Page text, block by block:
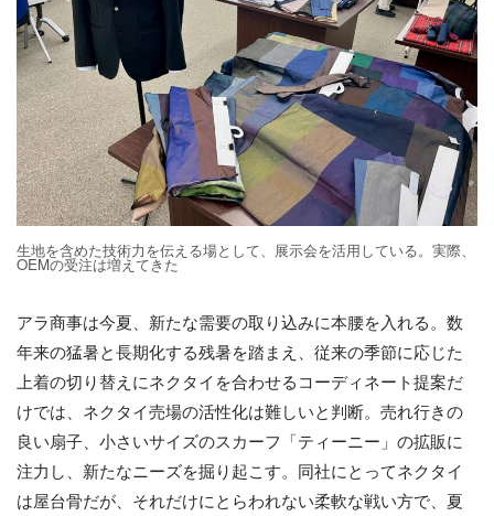
生地を含めた技術力を伝える場として、展示会を活用している。実際、
OEMの受注は増えてきた
アラ商事は今夏、新たな需要の取り込みに本腰を入れる。数
年来の猛暑と長期化する残暑を踏まえ、従来の季節に応じた
上着の切り替えにネクタイを合わせるコーディネート提案だ
けでは、ネクタイ売場の活性化は難しいと判断。売れ行きの
良い扇子、小さいサイズのスカーフ「ティーニー」の拡販に
注力し、新たなニーズを掘り起こす。同社にとってネクタイ
は屋台骨だが、それだけにとらわれない柔軟な戦い方で、夏